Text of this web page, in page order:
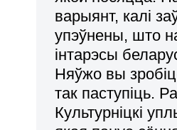
варыянт, калі
упэўнены, што
інтарэсы
Няўжо вы
так паступіць.
Культурніцкі